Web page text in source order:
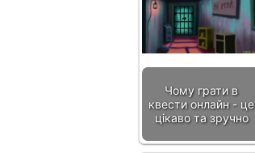
Чому грати в
квести онлайн - це
цікаво та зручно